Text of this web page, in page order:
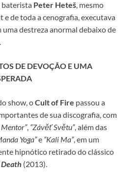
baterista Peter Heteš, mesmo
e de toda a cenografia, executava
uma destreza anormal debaixo de
DE DEVOÇÃO E UMA
show, oCult of Fire passou a
de sua discografia, com
Mentor”, “Závěť Světu”, além das
Yoga”e “Kali Ma”, em um
hipnótico retirado do clássico
(2013).